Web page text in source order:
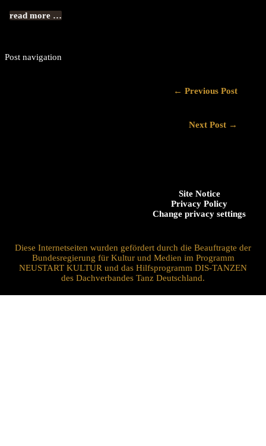
read more …
Post navigation
← Previous Post
Next Post →
Site Notice
Privacy Policy
Change privacy settings
Diese Internetseiten wurden gefördert durch die Beauftragte der
Bundesregierung für Kultur und Medien im Programm
NEUSTART KULTUR und das Hilfsprogramm DIS-TANZEN
des Dachverbandes Tanz Deutschland.